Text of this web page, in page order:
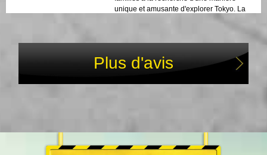
unique et amusante d'explorer Tokyo. La
combinaison de karting palpitant, de
paysages époustouflants et de conseils
d'experts a rendu cette expérience
inoubliable. Nous recommandons vivement
cette visite à quiconque cherche une
aventure unique et excitante à Tokyo. Se
balader dans la ville avec des amis et la
groupe amusante et unique à Tokyo.
Plus d'avis